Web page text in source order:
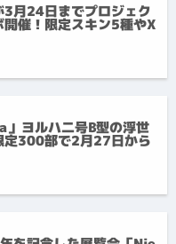
3月24日までプロジェク
開催！限定スキン5種やX
ヨルハ二号B型の浮世
定300部で2月27日から